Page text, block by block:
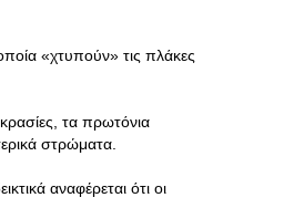
«χτυπούν» τις πλάκες
τα πρωτόνια
στρώματα.
αναφέρεται ότι οι